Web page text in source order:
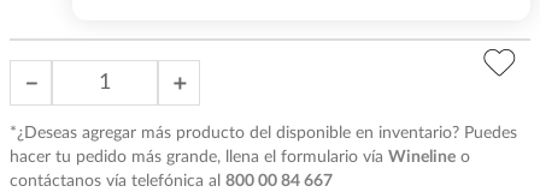
＋
－
*¿Deseas agregar más producto del disponible en inventario? Puedes
hacer tu pedido más grande, llena el formulario vía Wineline o
contáctanos vía telefónica al 800 00 84 667
tequilas
5.
mezcal